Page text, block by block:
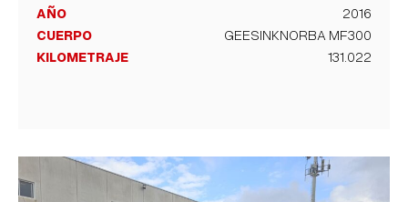
AÑO 2016
CUERPO GEESINKNORBA MF300
KILOMETRAJE 131.022